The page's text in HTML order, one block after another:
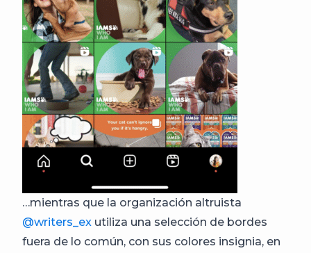
…mientras que la organización altruista
@writers_ex utiliza una selección de bordes
fuera de lo común, con sus colores insignia, en